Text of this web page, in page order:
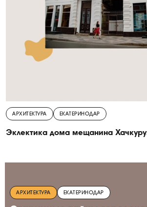
АРХИТЕКТУРА ЕКАТЕРИНОДАР
Эклектика дома мещанина
АРХИТЕКТУРА ЕКАТЕРИНОДАР